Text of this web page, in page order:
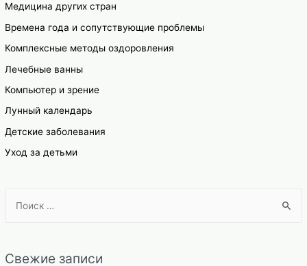
Медицина других стран
Времена года и сопутствующие проблемы
Комплексные методы оздоровления
Лечебные ванны
Компьютер и зрение
Лунный календарь
Детские заболевания
Уход за детьми
r
Свежие записи